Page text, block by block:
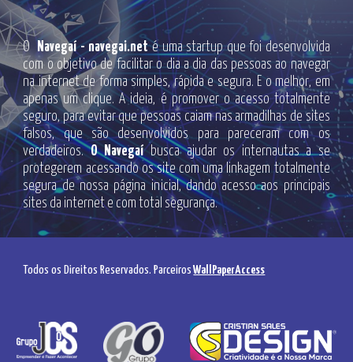
O Navegaí - navegai.neté uma startup que foi desenvolvida
com o objetivo de facilitar o dia a dia das pessoas ao navegar
na internet de forma simples, rápida e segura. E o melhor, em
apenas um clique. A ideia, é promover o acesso totalmente
seguro, para evitar que pessoas caiam nas armadilhas de sites
falsos, que são desenvolvidos para pareceram com os
verdadeiros.O Navegaíbusca ajudar os internautas a se
protegerem acessando os site com uma linkagem totalmente
segura de nossa página inicial, dando acesso aos principais
sites da internet e com total segurança.
Todos os Direitos Reservados. Parceiros WallPaperAccess